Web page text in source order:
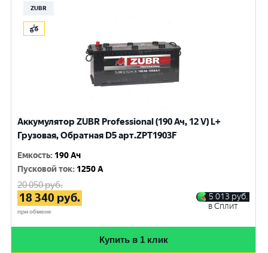
ZUBR
Аккумулятор ZUBR Professional (190 Ач, 12 V) L+
Грузовая, Обратная D5 арт.ZPT1903F
Емкость: 190 Ач
Пусковой ток: 1250 A
20 050руб.
18 340 руб.
при обмене
5 013 руб.
в Сплит
Купить в 1 клик